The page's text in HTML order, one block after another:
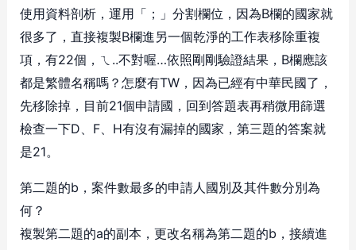
使用資料剖析，運用「；」分割欄位，因為B欄的國家就
很多了，直接複製B欄進另一個乾淨的工作表移除重複
項，有22個，ㄟ..不對喔…依照剛剛驗證結果，B欄應該
都是繁體名稱嗎？怎麼有TW，因為已經有中華民國了，
先移除掉，目前21個申請國，回到答題表再稍微用篩選
檢查一下D、F、H有沒有漏掉的國家，第三題的答案就
是21。
第二題的b，案件數最多的申請人國別及其件數分別為
何？
複製第二題的a的副本，更改名稱為第二題的b，接續進